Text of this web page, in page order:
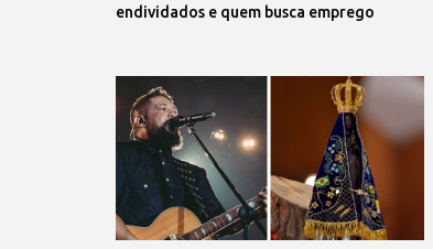
endividados e quem busca emprego